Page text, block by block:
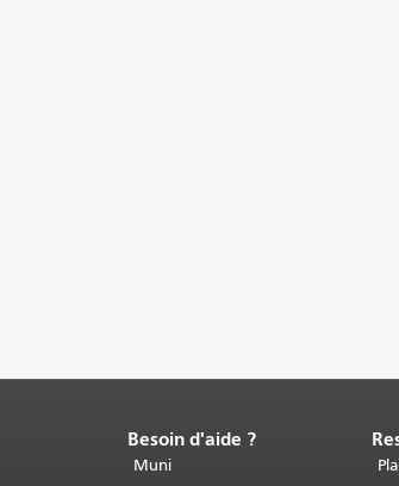
Fin
du
Besoin d'aide ?
Muni